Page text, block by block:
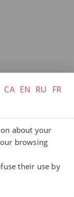
CA EN RU FR
about your
browsing
their use by